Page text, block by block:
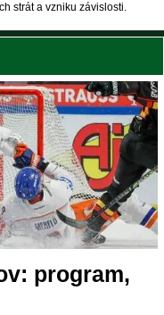
strát a vzniku závislosti.
program,